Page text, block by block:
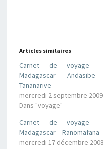
Articles similaires
Carnet de voyage –
Madagascar – Andasibe –
Tananarive
mercredi 2 septembre 2009
Dans "voyage"
Carnet de voyage –
Madagascar – Ranomafana
mercredi 17 décembre 2008